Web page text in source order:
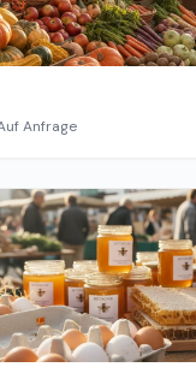
Anfrage